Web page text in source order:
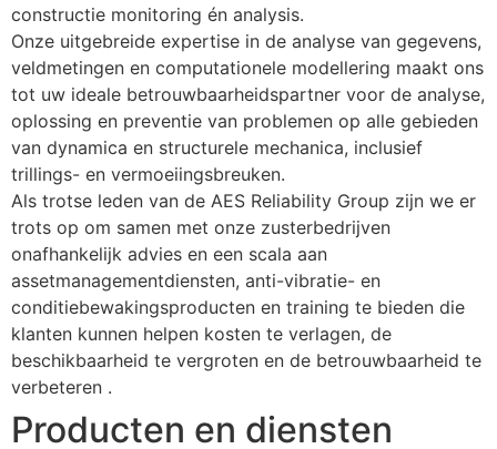
constructie monitoring én analysis.
Onze uitgebreide expertise in de analyse van gegevens,
veldmetingen en computationele modellering maakt ons
tot uw ideale betrouwbaarheidspartner voor de analyse,
oplossing en preventie van problemen op alle gebieden
van dynamica en structurele mechanica, inclusief
trillings- en vermoeiingsbreuken.
Als trotse leden van de AES Reliability Group zijn we er
trots op om samen met onze zusterbedrijven
onafhankelijk advies en een scala aan
assetmanagementdiensten, anti-vibratie- en
conditiebewakingsproducten en training te bieden die
klanten kunnen helpen kosten te verlagen, de
beschikbaarheid te vergroten en de betrouwbaarheid te
verbeteren .
Producten en diensten